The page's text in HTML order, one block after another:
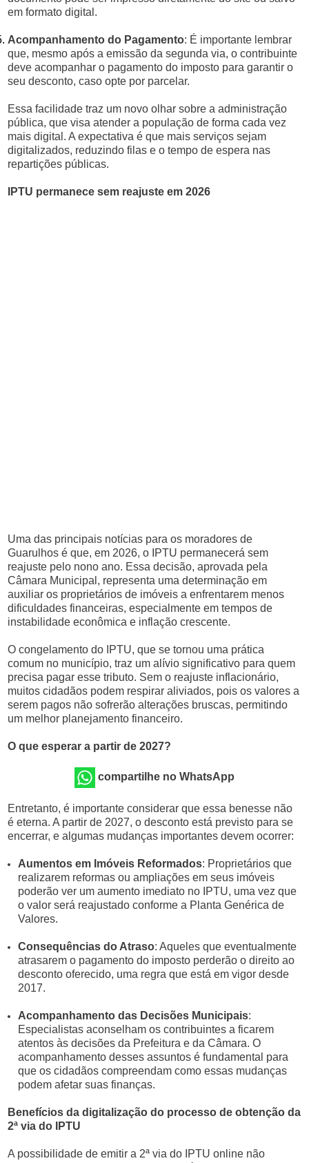
em formato digital.
Acompanhamento do Pagamento: É importante lembrar
que, mesmo após a emissão da segunda via, o contribuinte
deve acompanhar o pagamento do imposto para garantir o
seu desconto, caso opte por parcelar.
Essa facilidade traz um novo olhar sobre a administração
pública, que visa atender a população de forma cada vez
mais digital. A expectativa é que mais serviços sejam
digitalizados, reduzindo filas e o tempo de espera nas
repartições públicas.
IPTU permanece sem reajuste em 2026
Uma das principais notícias para os moradores de
Guarulhos é que, em 2026, o IPTU permanecerá sem
reajuste pelo nono ano. Essa decisão, aprovada pela
Câmara Municipal, representa uma determinação em
auxiliar os proprietários de imóveis a enfrentarem menos
dificuldades financeiras, especialmente em tempos de
instabilidade econômica e inflação crescente.
O congelamento do IPTU, que se tornou uma prática
comum no município, traz um alívio significativo para quem
precisa pagar esse tributo. Sem o reajuste inflacionário,
muitos cidadãos podem respirar aliviados, pois os valores a
serem pagos não sofrerão alterações bruscas, permitindo
um melhor planejamento financeiro.
O que esperar a partir de 2027?
compartilhe no WhatsApp
Entretanto, é importante considerar que essa benesse não
é eterna. A partir de 2027, o desconto está previsto para se
encerrar, e algumas mudanças importantes devem ocorrer:
Aumentos em Imóveis Reformados: Proprietários que
realizarem reformas ou ampliações em seus imóveis
poderão ver um aumento imediato no IPTU, uma vez que
o valor será reajustado conforme a Planta Genérica de
Valores.
Consequências do Atraso: Aqueles que eventualmente
atrasarem o pagamento do imposto perderão o direito ao
desconto oferecido, uma regra que está em vigor desde
2017.
Acompanhamento das Decisões Municipais:
Especialistas aconselham os contribuintes a ficarem
atentos às decisões da Prefeitura e da Câmara. O
acompanhamento desses assuntos é fundamental para
que os cidadãos compreendam como essas mudanças
podem afetar suas finanças.
Benefícios da digitalização do processo de obtenção da
2ª via do IPTU
A possibilidade de emitir a 2ª via do IPTU online não